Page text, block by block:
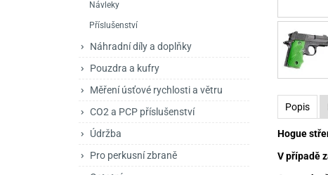
Příslušenství pro
Brokovnice opakovací
Brokovnice
Pistole samonabíjecí
Kuchyňské nože
Příslušenství pro nože
Luky
Kuše
Obranné spreje
Návleky
Příslušenství
Náhradní díly a doplňky
Pouzdra a kufry
Měření úsťové rychlosti a větru
CO2 a PCP příslušenství
Údržba
Pro perkusní zbraně
Popis
Hogue
V případě